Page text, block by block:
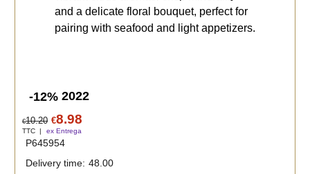
and a delicate floral bouquet, perfect for
pairing with seafood and light appetizers.
-12% 2022
€10.20 €8.98
TTC ex Entrega
P645954
Delivery time: 48.00